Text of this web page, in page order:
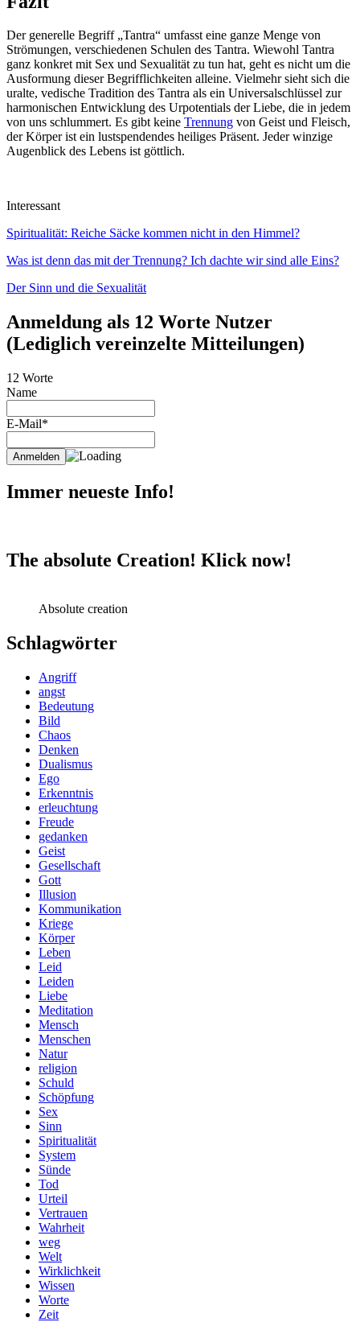
Der generelle Begriff „Tantra“ umfasst eine ganze Menge von
Strömungen, verschiedenen Schulen des Tantra. Wiewohl Tantra
ganz konkret mit Sex und Sexualität zu tun hat, geht es nicht um die
Ausformung dieser Begrifflichkeiten alleine. Vielmehr sieht sich die
uralte, vedische Tradition des Tantra als ein Universalschlüssel zur
harmonischen Entwicklung des Urpotentials der Liebe, die in jedem
von uns schlummert. Es gibt keine Trennung von Geist und Fleisch,
der Körper ist ein lustspendendes heiliges Präsent. Jeder winzige
Augenblick des Lebens ist göttlich.
Interessant
Spiritualität: Reiche Säcke kommen nicht in den Himmel?
Was ist denn das mit der Trennung? Ich dachte wir sind alle Eins?
Der Sinn und die Sexualität
Anmeldung als 12 Worte Nutzer
(Lediglich vereinzelte Mitteilungen)
12 Worte
Name
E-Mail*
Immer neueste Info!
The absolute Creation! Klick now!
Absolute creation
Schlagwörter
Angriff
angst
Bedeutung
Bild
Chaos
Denken
Dualismus
Ego
Erkenntnis
erleuchtung
Freude
gedanken
Geist
Gesellschaft
Gott
Illusion
Kommunikation
Kriege
Körper
Leben
Leid
Leiden
Liebe
Meditation
Mensch
Menschen
Natur
religion
Schuld
Schöpfung
Sex
Sinn
Spiritualität
System
Sünde
Tod
Urteil
Vertrauen
Wahrheit
weg
Welt
Wirklichkeit
Wissen
Worte
Zeit